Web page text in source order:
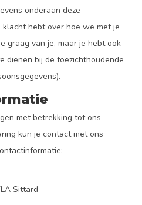
onderaan deze
hebt over hoe we met je
graag van je, maar je hebt ook
dienen bij de toezichthoudende
met betrekking tot ons
kun je contact met ons
Sittard